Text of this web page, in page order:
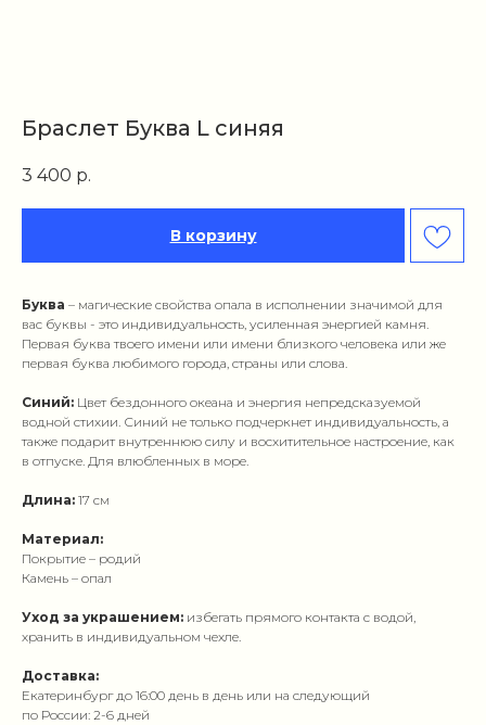
Браслет Буква L синяя
3 400 р.
В корзину
Буква – магические свойства опала в исполнении значимой для
вас буквы - это индивидуальность, усиленная энергией камня.
Первая буква твоего имени или имени близкого человека или же
первая буква любимого города, страны или слова.
Синий: Цвет бездонного океана и энергия непредсказуемой
водной стихии. Синий не только подчеркнет индивидуальность, а
также подарит внутреннюю силу и восхитительное настроение, как
в отпуске. Для влюбленных в море.
Длина: 17 см
Материал:
Покрытие – родий
Камень – опал
Уход за украшением: избегать прямого контакта с водой,
хранить в индивидуальном чехле.
Доставка:
Екатеринбург до 16:00 день в день или на следующий
по России: 2-6 дней